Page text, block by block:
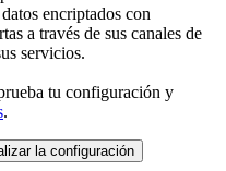
encriptados con
a través de sus canales de
servicios.
tu configuración y
.
la configuración